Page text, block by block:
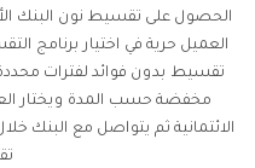
الحصول على تقسيط نون البنك
العميل حرية في اختيار برنامج
تقسيط بدون فوائد لفترات محددة
مخفضة حسب المدة ويختار